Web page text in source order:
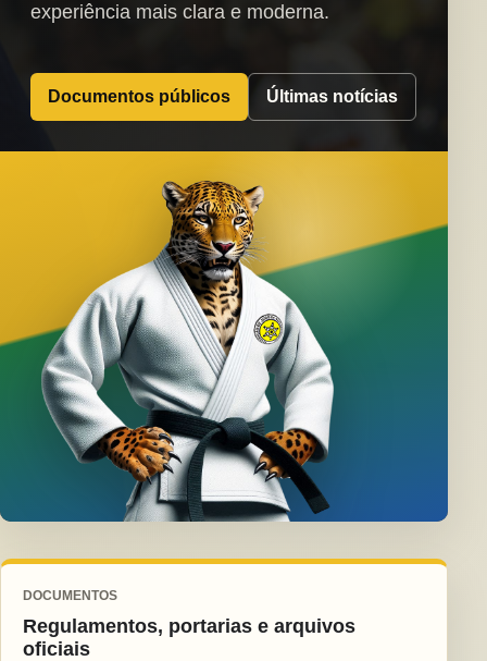
experiência mais clara e moderna.
Documentos públicos Últimas notícias
DOCUMENTOS
Regulamentos, portarias e arquivos
oficiais